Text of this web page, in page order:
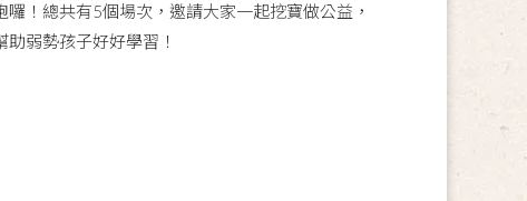
囉！總共有5個場次，邀請大家一起挖寶做公益，
弱勢孩子好好學習！